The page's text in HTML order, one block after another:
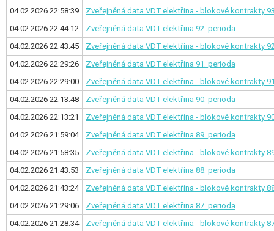
04.02.2026 22:58:39
Zveřejněná data VDT elektřina - blokové kontrakty
04.02.2026 22:44:12
Zveřejněná data VDT elektřina 92. perioda
04.02.2026 22:43:45
Zveřejněná data VDT elektřina - blokové kontrakty
04.02.2026 22:29:26
Zveřejněná data VDT elektřina 91. perioda
04.02.2026 22:29:00
Zveřejněná data VDT elektřina - blokové kontrakty
04.02.2026 22:13:48
Zveřejněná data VDT elektřina 90. perioda
04.02.2026 22:13:21
Zveřejněná data VDT elektřina - blokové kontrakty
04.02.2026 21:59:04
Zveřejněná data VDT elektřina 89. perioda
04.02.2026 21:58:35
Zveřejněná data VDT elektřina - blokové kontrakty
04.02.2026 21:43:53
Zveřejněná data VDT elektřina 88. perioda
04.02.2026 21:43:24
Zveřejněná data VDT elektřina - blokové kontrakty
04.02.2026 21:29:06
Zveřejněná data VDT elektřina 87. perioda
04.02.2026 21:28:34
Zveřejněná data VDT elektřina - blokové kontrakty